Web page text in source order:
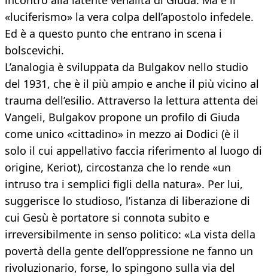
«luciferismo» la vera colpa dell’apostolo infedele.
Ed è a questo punto che entrano in scena i
bolscevichi.
L’analogia è sviluppata da Bulgakov nello studio
del 1931, che è il più ampio e anche il più vicino al
trauma dell’esilio. Attraverso la lettura attenta dei
Vangeli, Bulgakov propone un profilo di Giuda
come unico «cittadino» in mezzo ai Dodici (è il
solo il cui appellativo faccia riferimento al luogo di
origine, Keriot), circostanza che lo rende «un
intruso tra i semplici figli della natura». Per lui,
suggerisce lo studioso, l’istanza di liberazione di
cui Gesù è portatore si connota subito e
irreversibilmente in senso politico: «La vista della
povertà della gente dell’oppressione ne fanno un
rivoluzionario, forse, lo spingono sulla via del